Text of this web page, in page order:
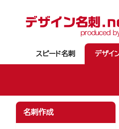
スピード名刺 デザイ
名刺作成